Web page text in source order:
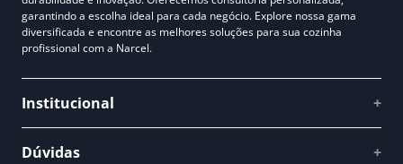
garantindo a escolha ideal para cada negócio. Explore nossa gama
diversificada e encontre as melhores soluções para sua cozinha
profissional com a Narcel.
Institucional +
Dúvidas +